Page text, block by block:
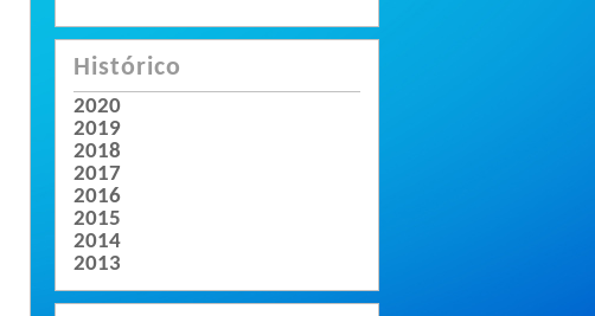
Histórico
2020
2019
2018
2017
2016
2015
2014
2013